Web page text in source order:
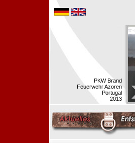
PKW Brand
Feuerwehr Azoren
Portugal
2013